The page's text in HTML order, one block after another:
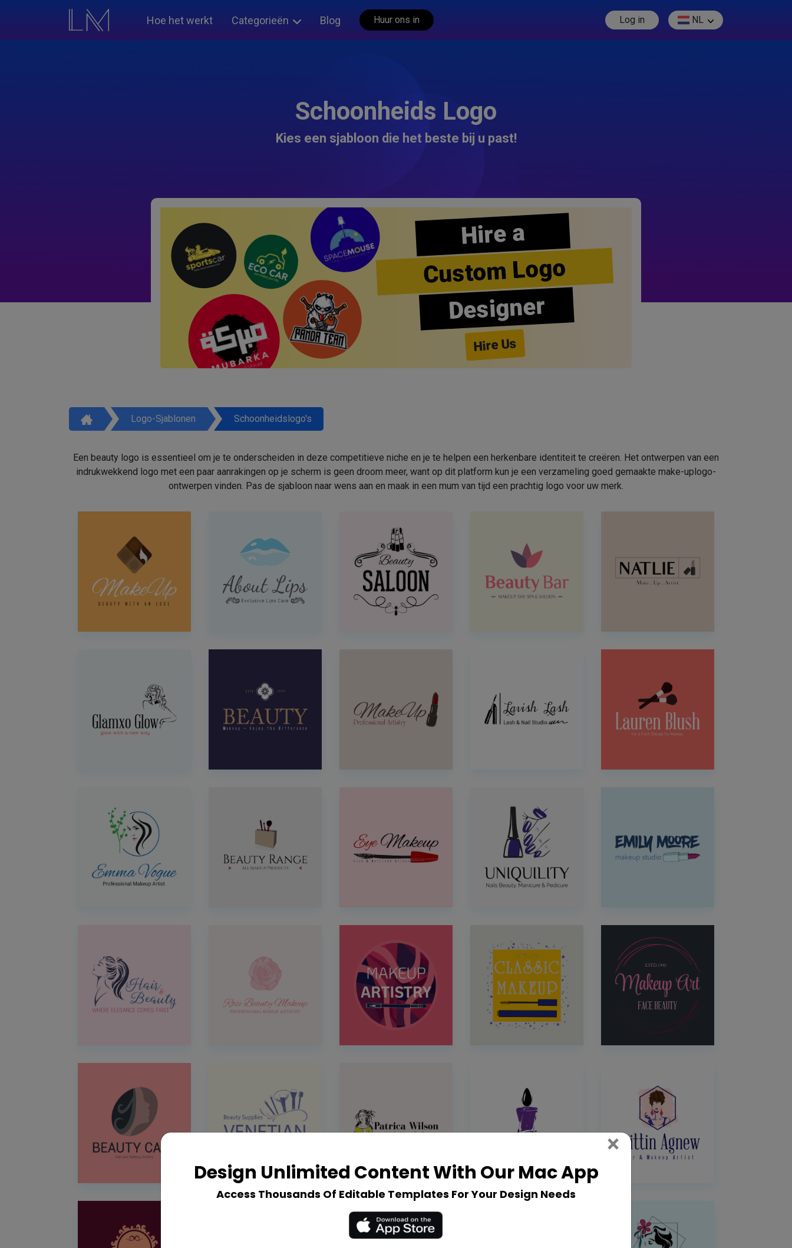
Hoe het werkt Categorieën Blog Huur ons in Log in NL
Schoonheids Logo
Kies een sjabloon die het beste bij u past!
Hire a
Custom Logo
Designer
Hire Us
Logo-Sjablonen Schoonheidslogo's
Een beauty logo is essentieel om je te onderscheiden in deze competitieve niche en je te helpen een herkenbare identiteit te creëren. Het ontwerpen van een
indrukwekkend logo met een paar aanrakingen op je scherm is geen droom meer, want op dit platform kun je een verzameling goed gemaakte make-uplogo-
ontwerpen vinden. Pas de sjabloon naar wens aan en maak in een mum van tijd een prachtig logo voor uw merk.
Design Unlimited Content With Our Mac App
Access Thousands Of Editable Templates For Your Design Needs
× Close